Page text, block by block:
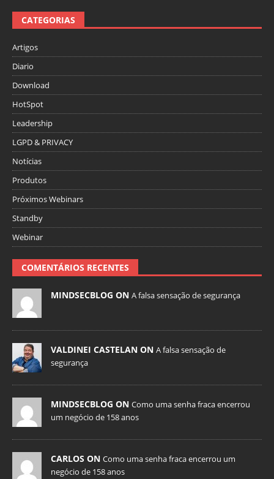
CATEGORIAS
Artigos
Diario
Download
HotSpot
Leadership
LGPD & PRIVACY
Notícias
Produtos
Próximos Webinars
Standby
Webinar
COMENTÁRIOS RECENTES
MINDSECBLOG ON A falsa sensação de segurança
VALDINEI CASTELAN ON A falsa sensação de
segurança
MINDSECBLOG ON Como uma senha fraca encerrou
um negócio de 158 anos
CARLOS ON Como uma senha fraca encerrou um
negócio de 158 anos